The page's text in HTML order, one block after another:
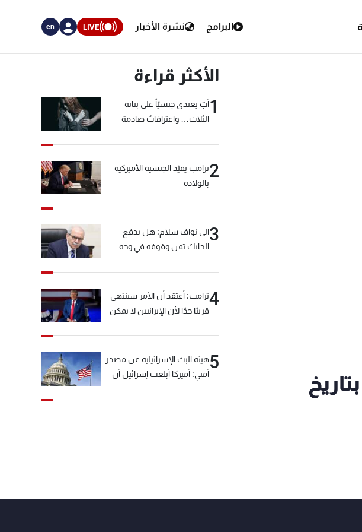
البرامج نشرة الأخبار LIVE
en
بتاريخ
الأكثر قراءة
1أبٌ يعتدي جنسيّاً على بناته
الثلاث… واعترافاتٌ صادمة
2ترامب يقيّد الجنسية الأميركية
بالولادة
3الى نواف سلام: هل يدفع
الحايك ثمن وقوفه في وجه
4ترامب: أعتقد أن الأمر سينتهي
قريبًا جدًا لأن الإيرانيين لا يمكن
5هيئة البث الإسرائيلية عن مصدر
أمني: أميركا أبلغت إسرائيل أن